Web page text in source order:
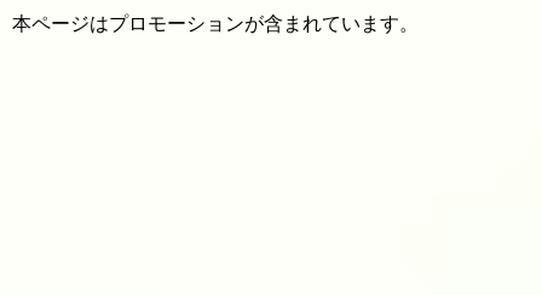
本ページはプロモーションが含まれています。